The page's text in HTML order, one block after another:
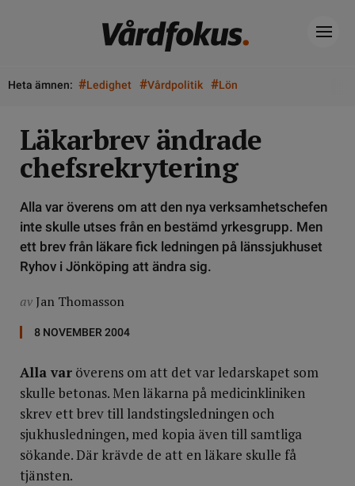
Heta ämnen: #Ledighet #Vårdpolitik #Lön
Läkarbrev ändrade
chefsrekrytering
Alla var överens om att den nya verksamhetschefen
inte skulle utses från en bestämd yrkesgrupp. Men
ett brev från läkare fick ledningen på länssjukhuset
Ryhov i Jönköping att ändra sig.
av Jan Thomasson
8 NOVEMBER 2004
Alla var överens om att det var ledarskapet som
skulle betonas. Men läkarna på medicinkliniken
skrev ett brev till landstingsledningen och
sjukhusledningen, med kopia även till samtliga
sökande. Där krävde de att en läkare skulle få
tjänsten.